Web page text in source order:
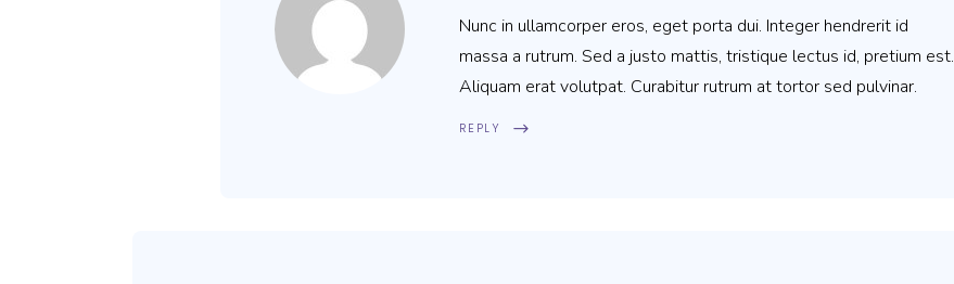
Nunc in ullamcorper eros, eget porta dui. Integer hendrerit id
massa a rutrum. Sed a justo mattis, tristique lectus id, pretium est.
Aliquam erat volutpat. Curabitur rutrum at tortor sed pulvinar.
REPLY